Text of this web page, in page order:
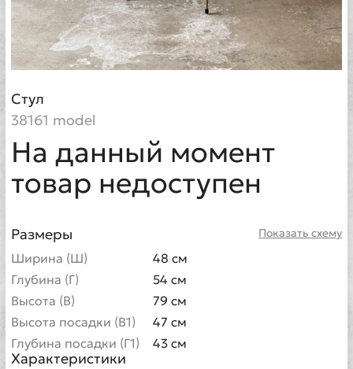
Стул
38161 model
На данный момент
товар недоступен
Показать схему
Размеры
Ширина (Ш)
48 см
Глубина (Г)
54 см
Высота (В)
79 см
Высота посадки (В1)
47 см
Глубина посадки (Г1)
43 см
Характеристики